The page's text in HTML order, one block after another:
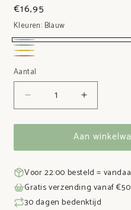
€16,95
Kleuren: Blauw
Blauw
Groen
Geel
Aantal
Aantal
verlagen
voor
kinderkommetje
Aantal
verhogen
voor
Siliconen
Aan
Voor 22:00 besteld =
Gratis verzending vanaf €50
30 dagen bedenktijd